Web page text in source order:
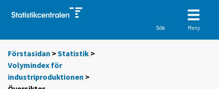
Sök Meny
Förstasidan >Statistik >
Volymindex för
industriproduktionen >